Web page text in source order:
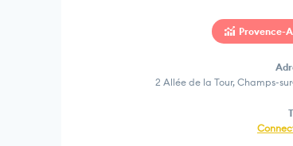
Provence-
2 Allée de la Tour, Champs-